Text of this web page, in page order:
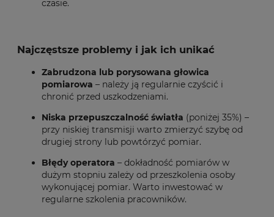
czasie.
Najczęstsze problemy i jak ich unikać
Zabrudzona lub porysowana głowica
pomiarowa – należy ją regularnie czyścić i
chronić przed uszkodzeniami.
Niska przepuszczalność światła (poniżej 35%) –
przy niskiej transmisji warto zmierzyć szybę od
drugiej strony lub powtórzyć pomiar.
Błędy operatora – dokładność pomiarów w
dużym stopniu zależy od przeszkolenia osoby
wykonującej pomiar. Warto inwestować w
regularne szkolenia pracowników.